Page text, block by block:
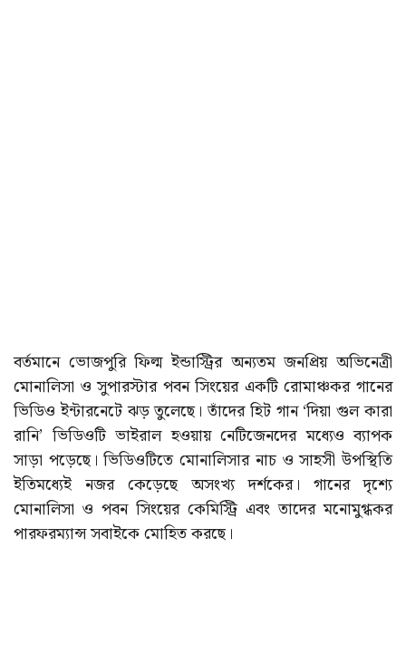
বর্তমানে ভোজপুরি ফিল্ম ইন্ডাস্ট্রির অন্যতম জনপ্রিয় অভিনেত্রী
মোনালিসা ও সুপারস্টার পবন সিংয়ের একটি রোমাঞ্চকর গানের
ভিডিও ইন্টারনেটে ঝড় তুলেছে। তাঁদের হিট গান ‘দিয়া গুল কারা
রানি’ ভিডিওটি ভাইরাল হওয়ায় নেটিজেনদের মধ্যেও ব্যাপক
সাড়া পড়েছে। ভিডিওটিতে মোনালিসার নাচ ও সাহসী উপস্থিতি
ইতিমধ্যেই নজর কেড়েছে অসংখ্য দর্শকের। গানের দৃশ্যে
মোনালিসা ও পবন সিংয়ের কেমিস্ট্রি এবং তাদের মনোমুগ্ধকর
পারফরম্যান্স সবাইকে মোহিত করছে।